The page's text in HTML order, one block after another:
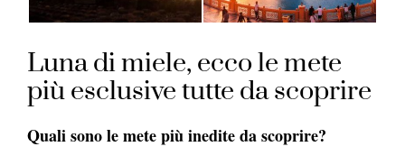
Luna di miele, ecco le mete
più esclusive tutte da scoprire
Quali sono le mete più inedite da scoprire?